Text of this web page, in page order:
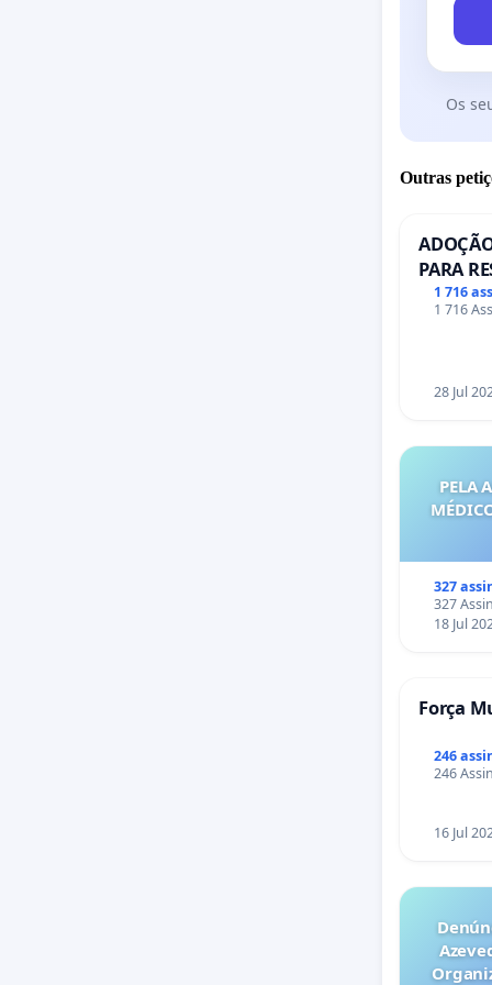
Os
Outras
PARA
PONTE
1 716
1 716
28 Jul
PELA
327
327
18 Jul
Força
246
246
16 Jul